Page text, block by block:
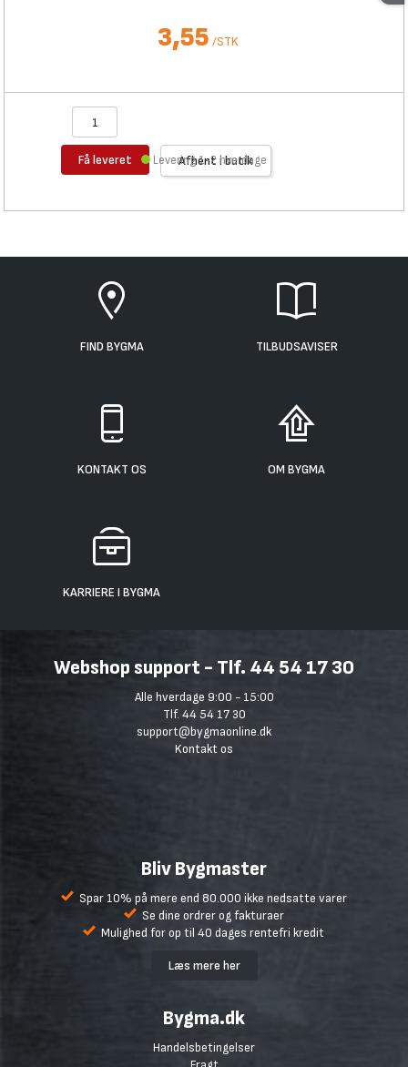
3,55 /STK
Få leveret Afhent i butik
Levering 1-2 hverdage
FIND BYGMA TILBUDSAVISER
KONTAKT OS OM BYGMA
KARRIERE I BYGMA
Webshop support - Tlf. 44 54 17 30
Alle hverdage 9:00 - 15:00
Tlf. 44 54 17 30
support@bygmaonline.dk
Kontakt os
Bliv Bygmaster
Spar 10% på mere end 80.000 ikke nedsatte varer
Se dine ordrer og fakturaer
Mulighed for op til 40 dages rentefri kredit
Læs mere her
Bygma.dk
Handelsbetingelser